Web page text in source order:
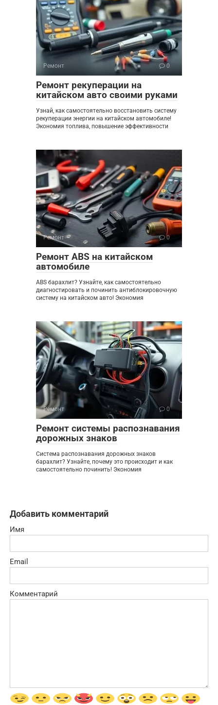
Ремонт 0
Ремонт рекуперации на
китайском авто своими руками
Узнай, как самостоятельно восстановить систему
рекуперации энергии на китайском автомобиле!
Экономия топлива, повышение эффективности
Ремонт 0
Ремонт ABS на китайском
автомобиле
ABS барахлит? Узнайте, как самостоятельно
диагностировать и починить антиблокировочную
систему на китайском авто! Экономия
Ремонт 0
Ремонт системы распознавания
дорожных знаков
Система распознавания дорожных знаков
барахлит? Узнайте, почему это происходит и как
самостоятельно починить! Экономия
Добавить комментарий
Имя
Email
Комментарий